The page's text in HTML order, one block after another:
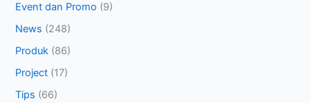
Event dan Promo (9)
News (248)
Produk (86)
Project (17)
Tips (66)